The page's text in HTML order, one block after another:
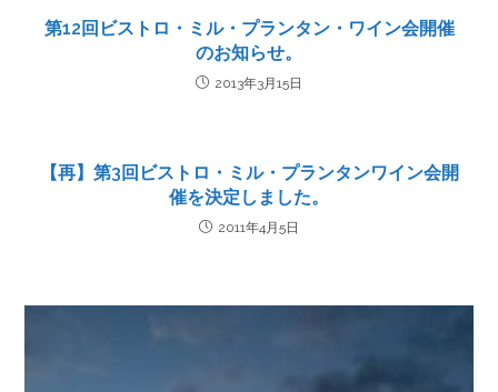
第12回ビストロ・ミル・プランタン・ワイン会開催
のお知らせ。
2013年3月15日
【再】第3回ビストロ・ミル・プランタンワイン会開
催を決定しました。
2011年4月5日